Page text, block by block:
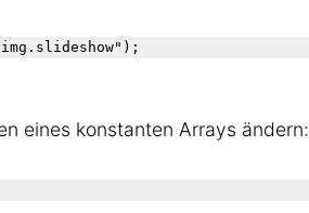
eines konstanten Arrays ändern: